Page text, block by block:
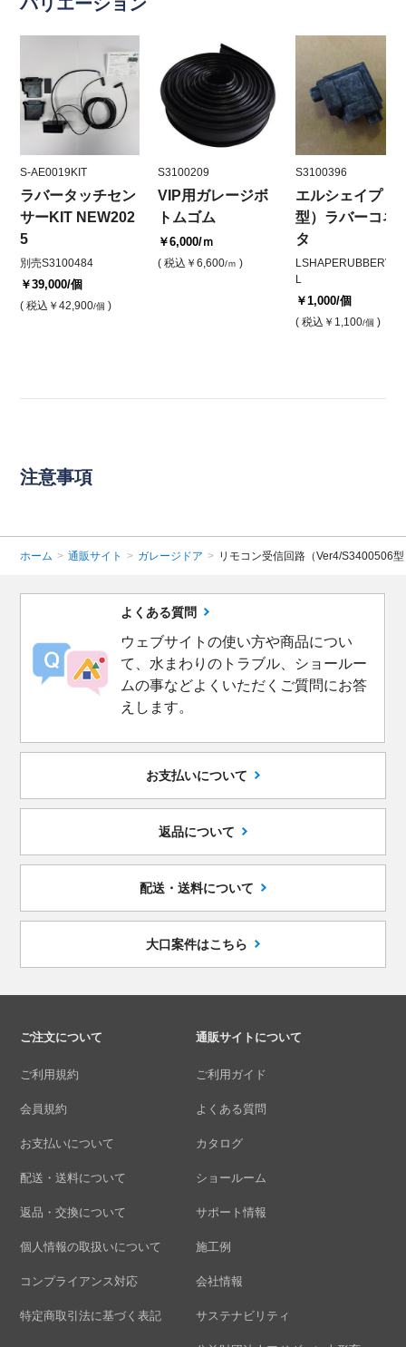
S-AE0019KIT
ラバータッチセン
サーKIT NEW202
5
別売S3100484
￥39,000/個
( 税込 ￥42,900/個 )
S3100209
VIP用ガレージボ
トムゴム
￥6,000/ｍ
( 税込 ￥6,600/ｍ )
S3100396
エルシェイプ（L
型）ラバーコネ
タ
L
￥1,000/個
( 税込 ￥1,100/個 )
注意事項
ホーム > 通販サイト > ガレージドア > リモコン受信回路（Ver4/S3400506
よくある質問
ウェブサイトの使い方や商品につい
て、水まわりのトラブル、ショールー
ムの事などよくいただくご質問にお答
えします。
お支払いについて
返品について
配送・送料について
大口案件はこちら
ご注文について
ご利用規約
会員規約
お支払いについて
配送・送料について
返品・交換について
個人情報の取扱いについて
コンプライアンス対応
特定商取引法に基づく表記
通販サイトについて
ご利用ガイド
よくある質問
カタログ
ショールーム
サポート情報
施工例
会社情報
サステナビリティ